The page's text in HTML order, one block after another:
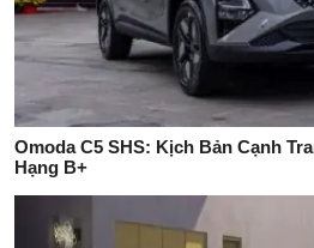
Omoda C5 SHS: Kịch Bản Cạnh
Hạng B+